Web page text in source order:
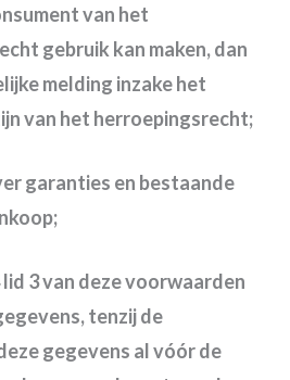
van het
gebruik kan maken, dan
melding inzake het
van het herroepingsrecht;
garanties en bestaande
3 van deze voorwaarden
tenzij de
gegevens al vóór de